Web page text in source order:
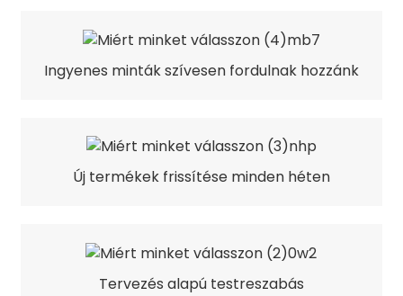
Ingyenes minták szívesen fordulnak hozzánk
Új termékek frissítése minden héten
Tervezés alapú testreszabás